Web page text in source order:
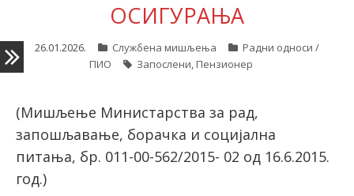
Претплата
latinica
ОСИГУРАЊА
26.01.2026. Службена мишљења
Радни односи /
ПИО
Запослени, Пензионер
(Мишљење Министарства за рад,
запошљавање, борачка и социјална
питања, бр. 011-00-562/2015- 02 од 16.6.2015.
год.)